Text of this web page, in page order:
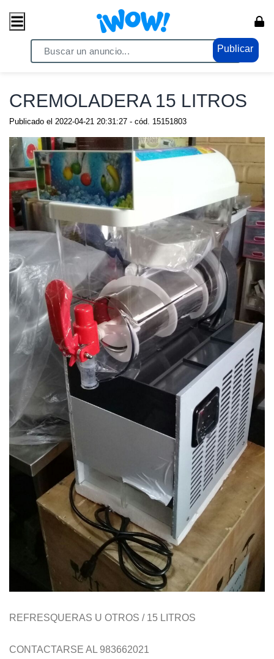
Publicar
/ Comercio / Anuncios
CREMOLADERA 15 LITROS
Publicado el 2022-04-21 20:31:27 - cód. 15151803
REFRESQUERAS U OTROS / 15 LITROS
CONTACTARSE AL 983662021